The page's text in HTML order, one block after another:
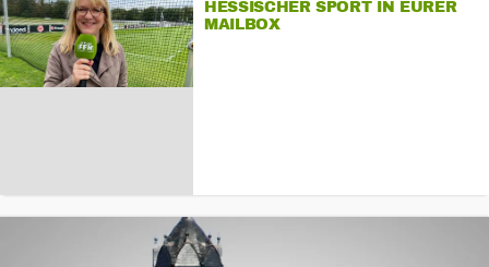
HESSISCHER SPORT IN EURER
MAILBOX